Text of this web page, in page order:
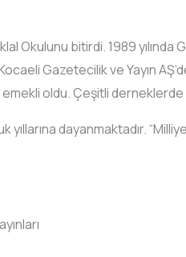
Okulunu bitirdi. 1989
Gazetecilik ve Yayın
emekli oldu. Çeşitli derneklerde
dayanmaktadır.